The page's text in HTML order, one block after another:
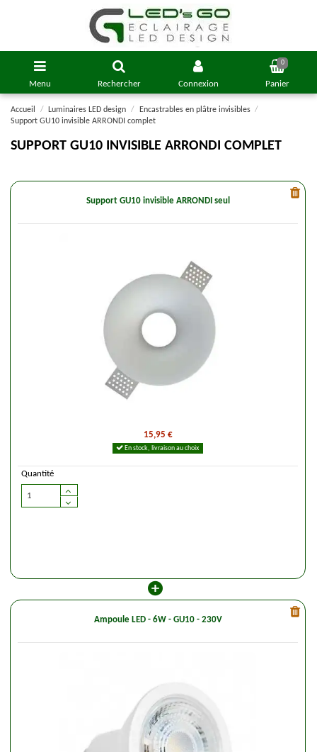
Menu Rechercher Connexion
0
Panier
Accueil Luminaires LED design
Encastrables en plâtre invisibles
Support GU10 invisible ARRONDI complet
SUPPORT GU10 INVISIBLE ARRONDI COMPLET
Support GU10 invisible ARRONDI seul
15,95 €
En stock, livraison au choix
Quantité
Ampoule LED - 6W - GU10 - 230V